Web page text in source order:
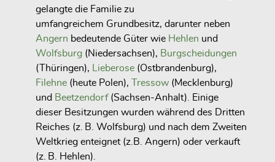
gelangte die Familie zu
umfangreichem Grundbesitz, darunter neben
Angern bedeutende Güter wie Hehlen und
Wolfsburg (Niedersachsen), Burgscheidungen
(Thüringen),
Lieberose (Ostbrandenburg),
Filehne (heute Polen), Tressow (Mecklenburg)
und Beetzendorf(Sachsen-Anhalt). Einige
dieser Besitzungen wurden während des Dritten
Reiches (z. B. Wolfsburg) und nach dem Zweiten
Weltkrieg enteignet (z.B. Angern) oder verkauft
(z. B. Hehlen).